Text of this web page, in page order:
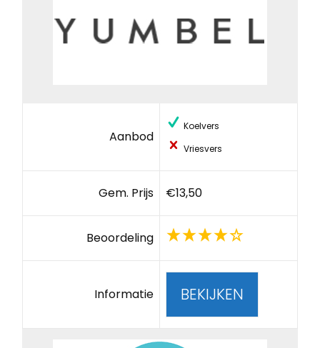
Aanbod
Koelvers
Vriesvers
Gem. Prijs €13,50
Beoordeling
Informatie BEKIJKEN